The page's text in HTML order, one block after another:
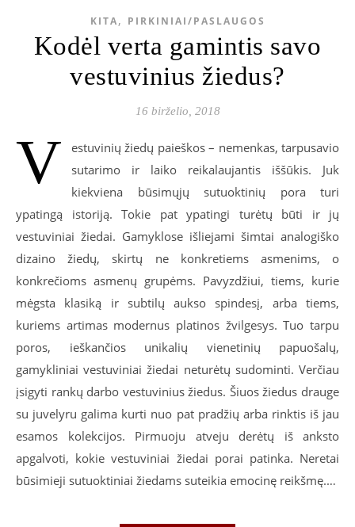
KITA, PIRKINIAI/PASLAUGOS
Kodėl verta gamintis savo
vestuvinius žiedus?
16 birželio, 2018
V
estuvinių žiedų paieškos – nemenkas, tarpusavio
sutarimo ir laiko reikalaujantis iššūkis. Juk
kiekviena būsimųjų sutuoktinių pora turi
ypatingą istoriją. Tokie pat ypatingi turėtų būti ir jų
vestuviniai žiedai. Gamyklose išliejami šimtai analogiško
dizaino žiedų, skirtų ne konkretiems asmenims, o
konkrečioms asmenų grupėms. Pavyzdžiui, tiems, kurie
mėgsta klasiką ir subtilų aukso spindesį, arba tiems,
kuriems artimas modernus platinos žvilgesys. Tuo tarpu
poros, ieškančios unikalių vienetinių papuošalų,
gamykliniai vestuviniai žiedai neturėtų sudominti. Verčiau
įsigyti rankų darbo vestuvinius žiedus. Šiuos žiedus drauge
su juvelyru galima kurti nuo pat pradžių arba rinktis iš jau
esamos kolekcijos. Pirmuoju atveju derėtų iš anksto
apgalvoti, kokie vestuviniai žiedai porai patinka. Neretai
būsimieji sutuoktiniai žiedams suteikia emocinę reikšmę.…